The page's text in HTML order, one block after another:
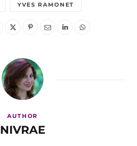
YVES RAMONET
AUTHOR
NIVRAE